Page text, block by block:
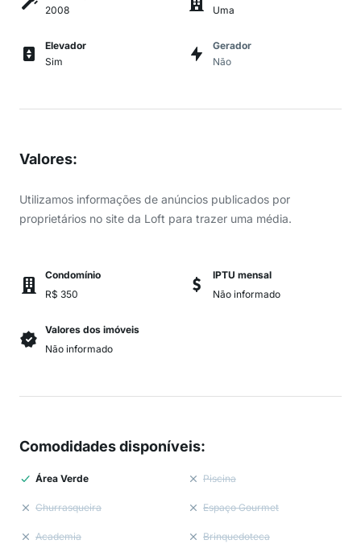
2008
Uma
Elevador
Sim
Gerador
Não
Valores:
Utilizamos informações de anúncios publicados por
proprietários no site da Loft para trazer uma média.
Condomínio
R$ 350
IPTU mensal
Não informado
Valores dos imóveis
Não informado
Comodidades disponíveis:
Área Verde Piscina
Churrasqueira Espaço Gourmet
Academia Brinquedoteca